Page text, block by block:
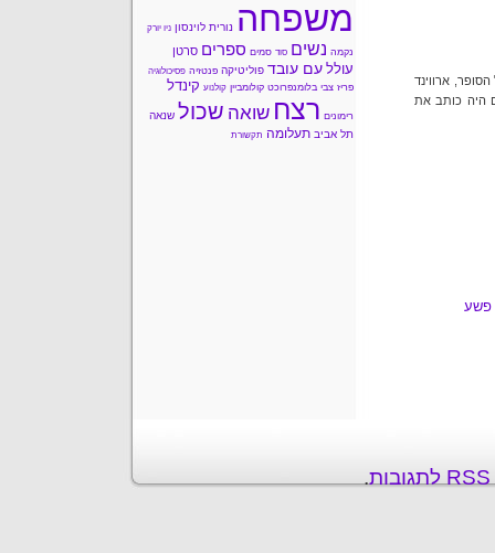
ארווינד
היה כותב את
פשע
משפחה נורית לוינסון ניו יורק
נקמה נשים סוד סמים ספרים סרטן
עולל עם עובד פוליטיקה פנטזיה פסיכולוגיה
פריז צבי בלומנפרוכט קולומביין קולנוע קינדל
רימונים רצח שואה שכול שנאה
תל אביב תעלומה תקשורת
.